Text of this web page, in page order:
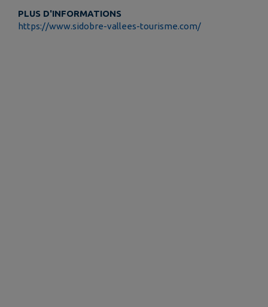
PLUS D'INFORMATIONS
https://www.sidobre-vallees-tourisme.com/